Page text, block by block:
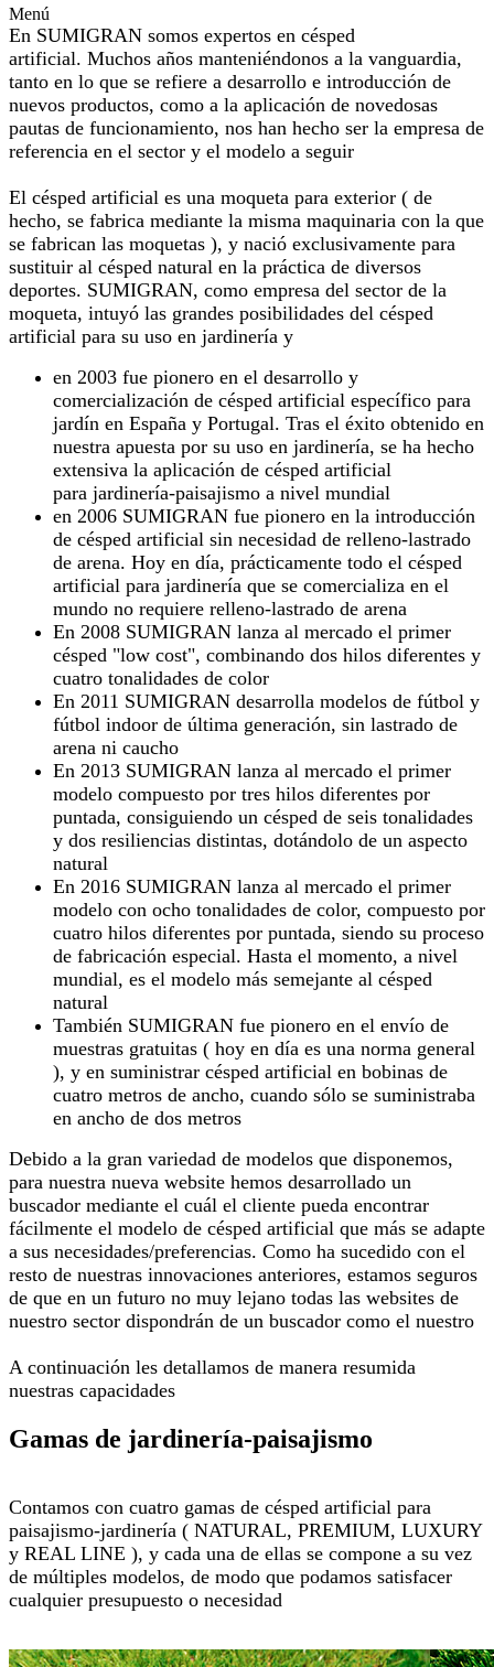
Menú
En SUMIGRAN somos expertos en césped
artificial. Muchos años manteniéndonos a la vanguardia,
tanto en lo que se refiere a desarrollo e introducción de
nuevos productos, como a la aplicación de novedosas
pautas de funcionamiento, nos han hecho ser la empresa de
referencia en el sector y el modelo a seguir
El césped artificial es una moqueta para exterior ( de
hecho, se fabrica mediante la misma maquinaria con la que
se fabrican las moquetas ), y nació exclusivamente para
sustituir al césped natural en la práctica de diversos
deportes. SUMIGRAN, como empresa del sector de la
moqueta, intuyó las grandes posibilidades del césped
artificial para su uso en jardinería y
en 2003 fue pionero en el desarrollo y
comercialización de césped artificial específico para
jardín en España y Portugal. Tras el éxito obtenido en
nuestra apuesta por su uso en jardinería, se ha hecho
extensiva la aplicación de césped artificial
para jardinería-paisajismo a nivel mundial
en 2006 SUMIGRAN fue pionero en la introducción
de césped artificial sin necesidad de relleno-lastrado
de arena. Hoy en día, prácticamente todo el césped
artificial para jardinería que se comercializa en el
mundo no requiere relleno-lastrado de arena
En 2008 SUMIGRAN lanza al mercado el primer
césped "low cost", combinando dos hilos diferentes y
cuatro tonalidades de color
En 2011 SUMIGRAN desarrolla modelos de fútbol y
fútbol indoor de última generación, sin lastrado de
arena ni caucho
En 2013 SUMIGRAN lanza al mercado el primer
modelo compuesto por tres hilos diferentes por
puntada, consiguiendo un césped de seis tonalidades
y dos resiliencias distintas, dotándolo de un aspecto
natural
En 2016 SUMIGRAN lanza al mercado el primer
modelo con ocho tonalidades de color, compuesto por
cuatro hilos diferentes por puntada, siendo su proceso
de fabricación especial. Hasta el momento, a nivel
mundial, es el modelo más semejante al césped
natural
También SUMIGRAN fue pionero en el envío de
muestras gratuitas ( hoy en día es una norma general
), y en suministrar césped artificial en bobinas de
cuatro metros de ancho, cuando sólo se suministraba
en ancho de dos metros
Debido a la gran variedad de modelos que disponemos,
para nuestra nueva website hemos desarrollado un
buscador mediante el cuál el cliente pueda encontrar
fácilmente el modelo de césped artificial que más se adapte
a sus necesidades/preferencias. Como ha sucedido con el
resto de nuestras innovaciones anteriores, estamos seguros
de que en un futuro no muy lejano todas las websites de
nuestro sector dispondrán de un buscador como el nuestro
A continuación les detallamos de manera resumida
nuestras capacidades
Gamas de jardinería-paisajismo
Contamos con cuatro gamas de césped artificial para
paisajismo-jardinería ( NATURAL, PREMIUM, LUXURY
y REAL LINE ), y cada una de ellas se compone a su vez
de múltiples modelos, de modo que podamos satisfacer
cualquier presupuesto o necesidad